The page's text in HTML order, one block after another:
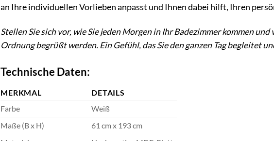
an Ihre individuellen Vorlieben anpasst und Ihnen dabei hilft, Ihren
Stellen Sie sich vor, wie Sie jeden Morgen in Ihr Badezimmer kommen
Ordnung begrüßt werden. Ein Gefühl, das Sie den ganzen Tag begleitet
Technische Daten:
MERKMAL
DETAILS
Farbe
Weiß
Maße (B x H)
61 cm x 193 cm